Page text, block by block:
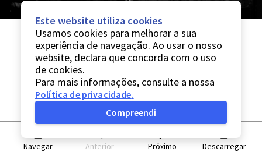
Navegar Anterior Próximo Descarregar
Este website utiliza cookies
Usamos cookies para melhorar a sua
experiência de navegação. Ao usar o nosso
website, declara que concorda com o uso
de cookies.
Para mais informações, consulte a nossa
Política de privacidade.
Compreendi